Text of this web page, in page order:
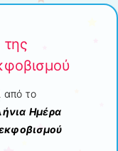
από το
Ημέρα